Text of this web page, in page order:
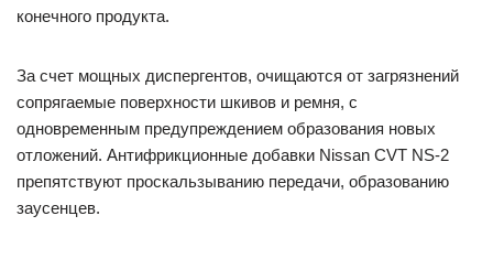
конечного продукта.
За счет мощных диспергентов, очищаются от загрязнений
сопрягаемые поверхности шкивов и ремня, с
одновременным предупреждением образования новых
отложений. Антифрикционные добавки Nissan CVT NS-2
препятствуют проскальзыванию передачи, образованию
заусенцев.